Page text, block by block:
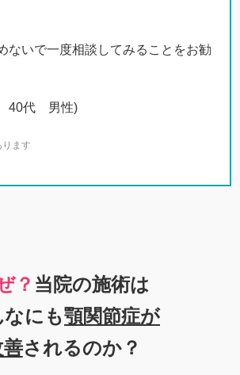
ないで一度相談してみることをお勧
40代 男性)
ます
？ 当院の施術は
なにも顎関節症が
善されるのか？